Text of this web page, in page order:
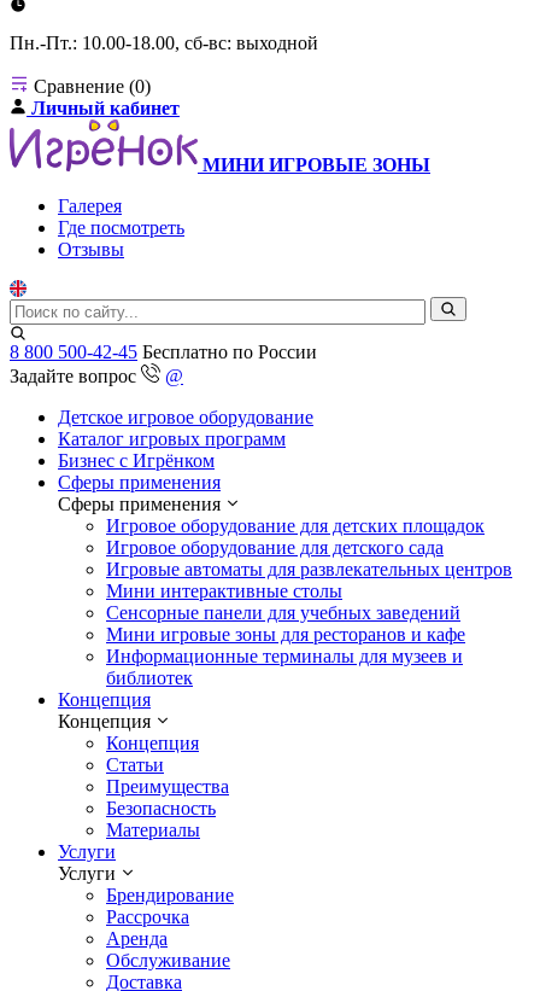
Пн.-Пт.: 10.00-18.00, сб-вс: выходной
Сравнение (0)
Личный кабинет
МИНИ ИГРОВЫЕ ЗОНЫ
Галерея
Где посмотреть
Отзывы
8 800 500-42-45 Бесплатно по России
Задайте вопрос
@
Детское игровое оборудование
Каталог игровых программ
Бизнес с Игрёнком
Сферы применения
Сферы применения
Игровое оборудование для детских площадок
Игровое оборудование для детского сада
Игровые автоматы для развлекательных центров
Мини интерактивные столы
Сенсорные панели для учебных заведений
Мини игровые зоны для ресторанов и кафе
Информационные терминалы для музеев и
библиотек
Концепция
Концепция
Концепция
Статьи
Преимущества
Безопасность
Материалы
Услуги
Услуги
Брендирование
Рассрочка
Аренда
Обслуживание
Доставка